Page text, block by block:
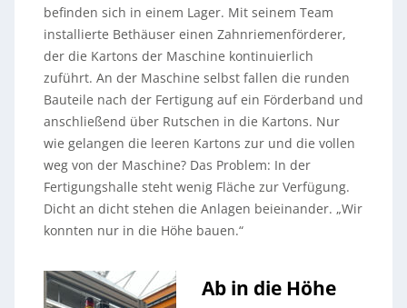
befinden sich in einem Lager. Mit seinem Team
installierte Bethäuser einen Zahnriemenförderer,
der die Kartons der Maschine kontinuierlich
zuführt. An der Maschine selbst fallen die runden
Bauteile nach der Fertigung auf ein Förderband und
anschließend über Rutschen in die Kartons. Nur
wie gelangen die leeren Kartons zur und die vollen
weg von der Maschine? Das Problem: In der
Fertigungshalle steht wenig Fläche zur Verfügung.
Dicht an dicht stehen die Anlagen beieinander. „Wir
konnten nur in die Höhe bauen.“
Ab in die Höhe